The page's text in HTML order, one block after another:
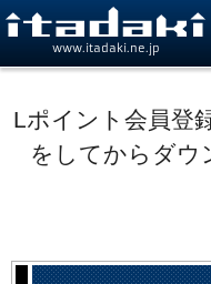
www.itadaki.ne.jp
Lポイント会員登
をしてからダウ